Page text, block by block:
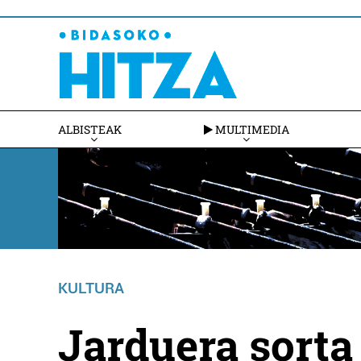
ALBISTEAK MULTIMEDIA
KULTURA
Jarduera